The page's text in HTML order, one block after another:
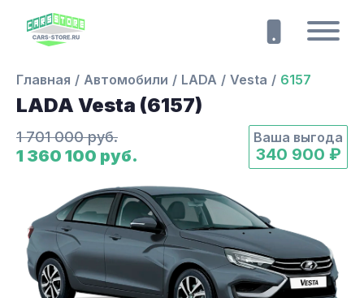
Главная Автомобили LADA Vesta 6157
LADA Vesta (6157)
1 701 000 руб.
1 360 100 руб.
Ваша выгода
340 900 ₽